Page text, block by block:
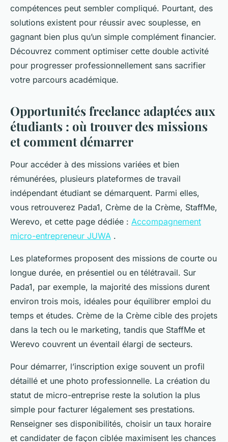
compétences peut sembler compliqué. Pourtant, des
solutions existent pour réussir avec souplesse, en
gagnant bien plus qu’un simple complément financier.
Découvrez comment optimiser cette double activité
pour progresser professionnellement sans sacrifier
votre parcours académique.
Opportunités freelance adaptées aux
étudiants : où trouver des missions
et comment démarrer
Pour accéder à des missions variées et bien
rémunérées, plusieurs plateformes de travail
indépendant étudiant se démarquent. Parmi elles,
vous retrouverez Pada1, Crème de la Crème, StaffMe,
Werevo, et cette page dédiée : Accompagnement
micro-entrepreneur JUWA .
Les plateformes proposent des missions de courte ou
longue durée, en présentiel ou en télétravail. Sur
Pada1, par exemple, la majorité des missions durent
environ trois mois, idéales pour équilibrer emploi du
temps et études. Crème de la Crème cible des projets
dans la tech ou le marketing, tandis que StaffMe et
Werevo couvrent un éventail élargi de secteurs.
Pour démarrer, l’inscription exige souvent un profil
détaillé et une photo professionnelle. La création du
statut de micro-entreprise reste la solution la plus
simple pour facturer légalement ses prestations.
Renseigner ses disponibilités, choisir un taux horaire
et candidater de façon ciblée maximisent les chances